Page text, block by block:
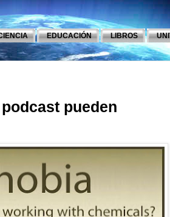
EDUCACIÓN LIBROS
pueden